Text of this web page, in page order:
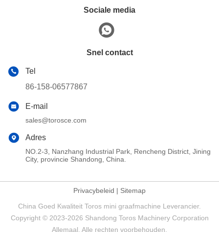
Sociale media
Snel contact
Tel
86-158-06577867
E-mail
sales@torosce.com
Adres
NO.2-3, Nanzhang Industrial Park, Rencheng District, Jining
City, provincie Shandong, China.
Privacybeleid | Sitemap
China Goed Kwaliteit Toros mini graafmachine Leverancier.
Copyright © 2023-2026 Shandong Toros Machinery Corporation
Allemaal. Alle rechten voorbehouden.